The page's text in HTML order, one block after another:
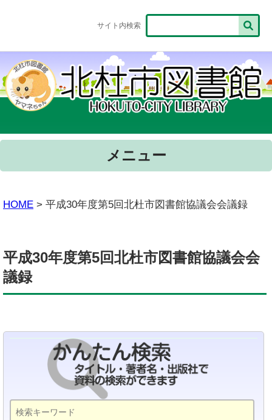
サイト内検索
メニュー
HOME > 平成30年度第5回北杜市図書館協議会会議録
平成30年度第5回北杜市図書館協議会会
議録